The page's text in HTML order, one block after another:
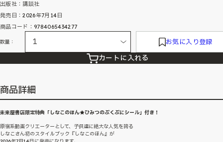
出版社：講談社
発売日：2026年7月14日
商品コード：9784065434277
数量： お気に入り登録
カートに入れる
商品詳細
未来屋書店限定特典「しなこのほん★ひみつのぷくぷにシール」付き！
原宿系動画クリエーターとして、子供達に絶大な人気を誇る
しなこさん初のスタイルブック『しなこのほん』が